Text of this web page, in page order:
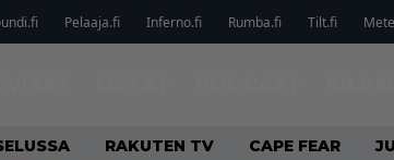
Pelaaja.fi Inferno.fi Rumba.fi Tilt.fi
RAKUTEN TV CAPE FEAR